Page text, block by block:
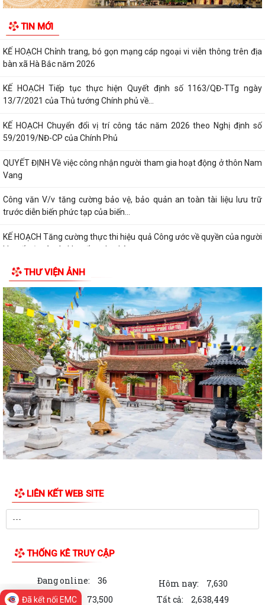
TIN MỚI
hiểm y tế năm 2026 và giai...
KẾ HOẠCH Chỉnh trang, bó gọn mạng cáp ngoại vi viễn thông trên địa
bàn xã Hà Bắc năm 2026
KẾ HOẠCH Tiếp tục thực hiện Quyết định số 1163/QĐ-TTg ngày
13/7/2021 của Thủ tướng Chính phủ về...
KẾ HOẠCH Chuyển đổi vị trí công tác năm 2026 theo Nghị định số
59/2019/NĐ-CP của Chính Phủ
QUYẾT ĐỊNH Về việc công nhận người tham gia hoạt động ở thôn Nam
Vang
Công văn V/v tăng cường bảo vệ, bảo quản an toàn tài liệu lưu trữ
trước diễn biến phức tạp của biến...
KẾ HOẠCH Tăng cường thực thi hiệu quả Công ước về quyền của người
khuyết tật và các khuyến nghị phù...
QUYẾT ĐỊNH Cho thôi giữ chức danh Chủ tịch Hội Người cao tuổi xã Hà
Bắc nhiệm kỳ 2026 - 2031
QUYẾT ĐỊNH Công nhận chức danh Chủ tịch Hội Người cao tuổi xã Hà
Bắc nhiệm kỳ 2026 - 2031
THÔNG BÁO KẾT LUẬN CỦA BAN THƯỜNG VỤ THÀNH ỦY về phương
án, kế hoạch sắp xếp các cơ sở giáo dục mầm...
QUYẾT ĐỊNH Về việc công nhận người tham gia hoạt động ở thôn Cổ
Chẩm 1
QUYẾT ĐỊNH Về việc công nhận người tham gia hoạt động ở thôn Cổ
Chẩm 2
TỜ TRÌNH Về việc bổ nhiệm và xếp lương đối với viên chức trúng tuyển
TỜ TRÌNH V/v xin ý kiến về Báo cáo Tổng kết năm học 2025 - 2026 và
Kế hoạch Tổ chức Hội nghị Tổng...
"Bình dân học vụ số"
THƯ VIỆN ẢNH
LIÊN KẾT WEB SITE
THỐNG KÊ TRUY CẬP
Đang online: 36 Hôm nay:
7,630
Trong tuần:
73,500 Tất cả: 2,638,449
Đã kết nối EMC